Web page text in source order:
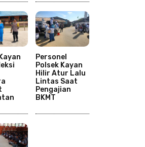
Personel
Polsek Kayan
Hilir Atur Lalu
Lintas Saat
Pengajian
BKMT